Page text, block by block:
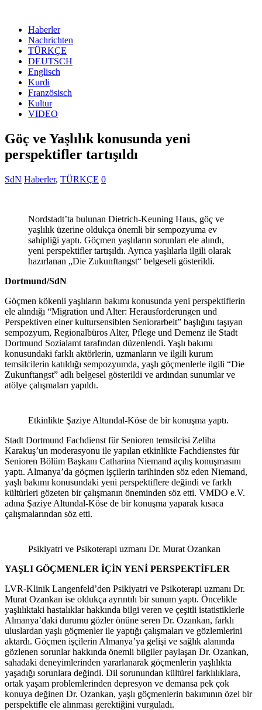
Haberler
Nachrichten
TÜRKÇE
DEUTSCH
Englisch
Kurdi
Französisch
Kultur
VIDEO
Göç ve Yaşlılık konusunda yeni
perspektifler tartışıldı
SdN Haberler, TÜRKÇE 0
Nordstadt’ta bulunan Dietrich-Keuning Haus, göç ve
yaşlılık üzerine oldukça önemli bir sempozyuma ev
sahipliği yaptı. Göçmen yaşlıların sorunları ele alındı,
yeni perspektifler tartışıldı. Ayrıca yaşlılarla ilgili olarak
hazırlanan „Die Zukunftangst“ belgeseli gösterildi.
Dortmund/SdN
Göçmen kökenli yaşlıların bakımı konusunda yeni perspektiflerin
ele alındığı “Migration und Alter: Herausforderungen und
Perspektiven einer kultursensiblen Seniorarbeit” başlığını taşıyan
sempozyum, Regionalbüros Alter, Pflege und Demenz ile Stadt
Dortmund Sozialamt tarafından düzenlendi. Yaşlı bakımı
konusundaki farklı aktörlerin, uzmanların ve ilgili kurum
temsilcilerin katıldığı sempozyumda, yaşlı göçmenlerle ilgili “Die
Zukunftangst” adlı belgesel gösterildi ve ardından sunumlar ve
atölye çalışmaları yapıldı.
Etkinlikte Şaziye Altundal-Köse de bir konuşma yaptı.
Stadt Dortmund Fachdienst für Senioren temsilcisi Zeliha
Karakuş’un moderasyonu ile yapılan etkinlikte Fachdienstes für
Senioren Bölüm Başkanı Catharina Niemand açılış konuşmasını
yaptı. Almanya’da göçmen işçilerin tarihinden söz eden Niemand,
yaşlı bakımı konusundaki yeni perspektiflere değindi ve farklı
kültürleri gözeten bir çalışmanın öneminden söz etti. VMDO e.V.
adına Şaziye Altundal-Köse de bir konuşma yaparak kısaca
çalışmalarından söz etti.
Psikiyatri ve Psikoterapi uzmanı Dr. Murat Ozankan
YAŞLI GÖÇMENLER İÇİN YENİ PERSPEKTİFLER
LVR-Klinik Langenfeld’den Psikiyatri ve Psikoterapi uzmanı Dr.
Murat Ozankan ise oldukça ayrıntılı bir sunum yaptı. Öncelikle
yaşlılıktaki hastalıklar hakkında bilgi veren ve çeşitli istatistiklerle
Almanya’daki durumu gözler önüne seren Dr. Ozankan, farklı
uluslardan yaşlı göçmenler ile yaptığı çalışmaları ve gözlemlerini
aktardı. Göçmen işçilerin Almanya’ya gelişi ve sağlık alanında
gözlenen sorunlar hakkında önemli bilgiler paylaşan Dr. Ozankan,
sahadaki deneyimlerinden yararlanarak göçmenlerin yaşlılıkta
yaşadığı sorunlara değindi. Dil sorunundan kültürel farklılıklara,
ortak yaşam problemlerinden depresyon ve demansa pek çok
konuya değinen Dr. Ozankan, yaşlı göçmenlerin bakımının özel bir
perspektifle ele alınması gerektiğini vurguladı.